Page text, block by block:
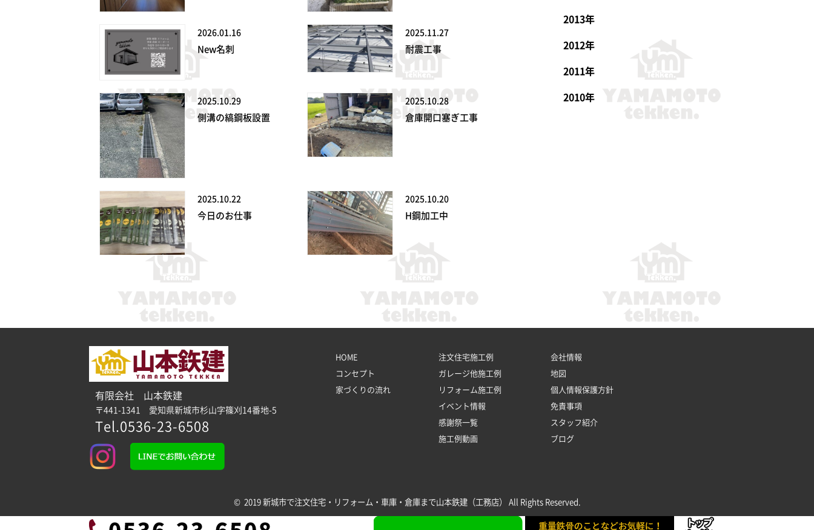
2026.01.16
New名刺
2025.11.27
耐震工事
2025.10.29
側溝の縞鋼板設置
2025.10.28
倉庫開口塞ぎ工事
2025.10.22
今日のお仕事
2025.10.20
H鋼加工中
2013年
2012年
2011年
2010年
有限会社 山本鉄建
〒441-1341 愛知県新城市杉山字篠刈14番地-5
Tel.0536-23-6508
HOME
コンセプト
家づくりの流れ
注文住宅施工例
ガレージ他施工例
リフォーム施工例
イベント情報
感謝祭一覧
施工例動画
会社情報
地図
個人情報保護方針
免責事項
スタッフ紹介
ブログ
© 2019 新城市で注文住宅・リフォーム・車庫・倉庫まで山本鉄建（工務店） All Rights Reserved.